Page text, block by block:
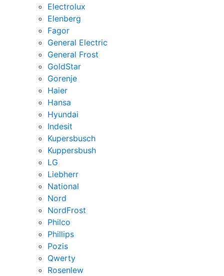
Electrolux
Elenberg
Fagor
General Electric
General Frost
GoldStar
Gorenje
Haier
Hansa
Hyundai
Indesit
Kupersbusch
Kuppersbush
LG
Liebherr
National
Nord
NordFrost
Philco
Phillips
Pozis
Qwerty
Rosenlew